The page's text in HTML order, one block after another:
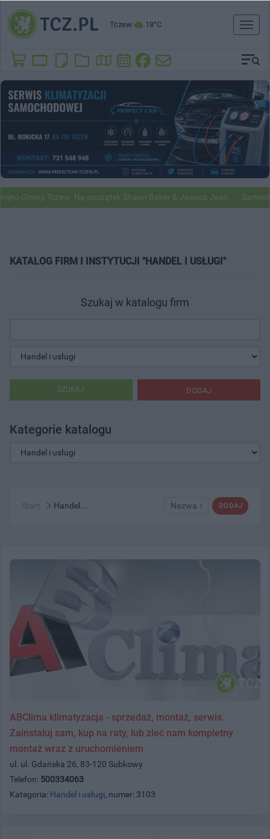
Tczew 18°C
Toggle
Tczew. Na początek Shaun Baker & Jessica Jean Samochody
KATALOG FIRM I INSTYTUCJI "HANDEL I USŁUGI"
Szukaj w katalogu firm
DODAJ
SZUKAJ
Kategorie katalogu
DODAJ
Nazwa ↑
Start Handel...
ABClima klimatyzacja - sprzedaż, montaż, serwis.
Zainstaluj sam, kup na raty, lub zleć nam kompletny
montaż wraz z uruchomieniem
ul. ul. Gdańska 26, 83-120 Subkowy
Telefon: 500334063
Kategoria: Handel i usługi, numer: 3103